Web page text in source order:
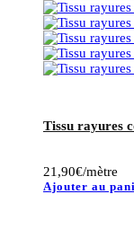
Tissu rayures
21,90€/mètre
Ajouter au